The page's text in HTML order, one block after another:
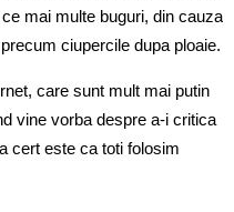
mai multe buguri, din cauza
ciupercile dupa ploaie.
care sunt mult mai putin
vine vorba despre a-i critica
cert este ca toti folosim